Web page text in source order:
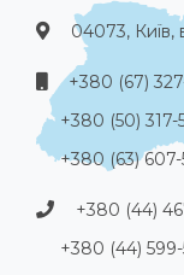
04073, Київ,
+380 (67)
+380 (50)
+380 (63) 607-
+380 (44)
+380 (44)